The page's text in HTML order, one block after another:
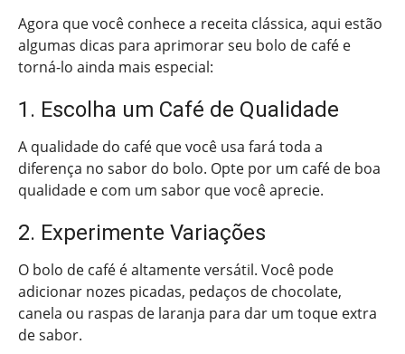
Agora que você conhece a receita clássica, aqui estão
algumas dicas para aprimorar seu bolo de café e
torná-lo ainda mais especial:
1. Escolha um Café de Qualidade
A qualidade do café que você usa fará toda a
diferença no sabor do bolo. Opte por um café de boa
qualidade e com um sabor que você aprecie.
2. Experimente Variações
O bolo de café é altamente versátil. Você pode
adicionar nozes picadas, pedaços de chocolate,
canela ou raspas de laranja para dar um toque extra
de sabor.